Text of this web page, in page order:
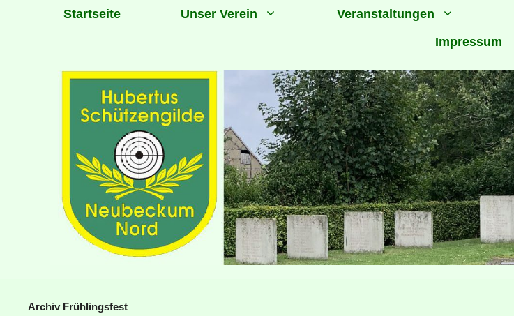
Startseite Unser Verein Veranstaltungen
Impressum
Archiv Frühlingsfest